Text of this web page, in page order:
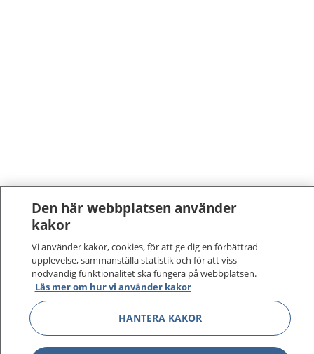
Den här webbplatsen använder
kakor
Vi använder kakor, cookies, för att ge dig en förbättrad
upplevelse, sammanställa statistik och för att viss
nödvändig funktionalitet ska fungera på webbplatsen.
Läs mer om hur vi använder kakor
HANTERA KAKOR